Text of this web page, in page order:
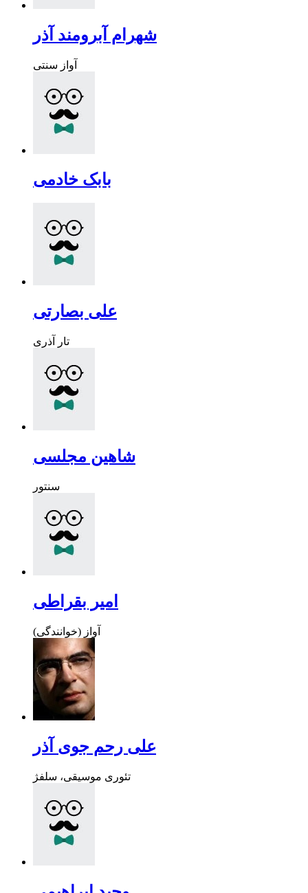
شهرام آبرومند آذر
آواز سنتی
بابک خادمی
علی بصارتی
تار آذری
شاهین مجلسی
سنتور
امیر بقراطی
آواز (خوانندگی)
علی رحم جوی آذر
تئوری موسیقی، سلفژ